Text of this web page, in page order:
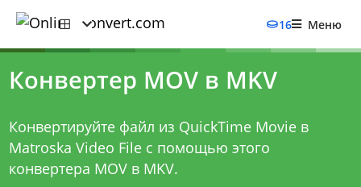
16 Меню
Конвертер MOV в MKV
Конвертируйте файл из QuickTime Movie в
Matroska Video File с помощью этого
конвертера MOV в MKV.